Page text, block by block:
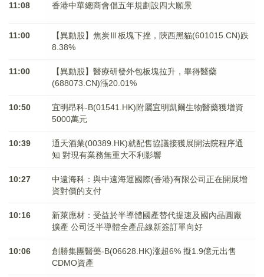
11:08 香港中華總商會倡五年規劃設四大願景
11:00
【異動股】焦炭Ⅲ板塊下挫，陝西黑貓(601015.CN)跌
8.38%
11:00
【異動股】醫療研發外包板塊拉升，畢得醫藥
(688073.CN)漲20.01%
10:50
宜明昂科-B(01541.HK)附屬宜明凱爾生物醫藥獲增資
5000萬元
10:39
通天酒業(00389.HK)就配售協議接獲展開法院程序通
知 對現有業務無重大不利影響
10:27
中遠海科：與中遠海運國際(香港)有限公司正在開展增
資對價的支付
10:16
新萊應材：受益於半導體國產替代提速及國內晶圓廠
擴產 公司泛半導體全產品線新簽訂單向好
10:06
創勝集團醫藥-B(06628.HK)涨超6% 擬1.9億元出售
CDMO資產